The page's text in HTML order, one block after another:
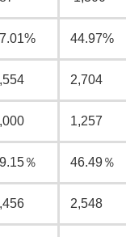
44.97%
2,704
1,257
％ 46.49％
2,548